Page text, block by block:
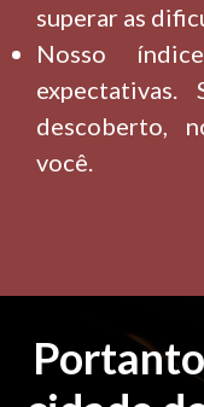
superar as
Nosso
descoberto,
você.